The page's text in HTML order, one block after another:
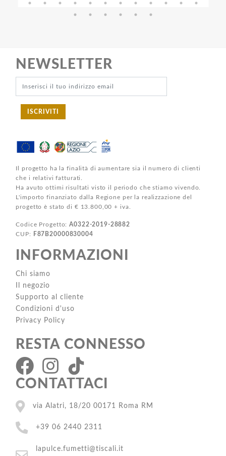
NEWSLETTER
ISCRIVITI
Il progetto ha la finalità di aumentare sia il numero di clienti
che i relativi fatturati.
Ha avuto ottimi risultati visto il periodo che stiamo vivendo.
L'importo finanziato dalla Regione per la realizzazione del
progetto è stato di € 13.800,00 + iva.
Codice Progetto:A0322-2019-28882
CUP:
F87B20000830004
INFORMAZIONI
Chi siamo
Il negozio
Supporto al cliente
Condizioni d'uso
Privacy Policy
RESTA CONNESSO
CONTATTACI
via Alatri, 18/20 00171 Roma RM
+39 06 2440 2311
lapulce.fumetti@tiscali.it